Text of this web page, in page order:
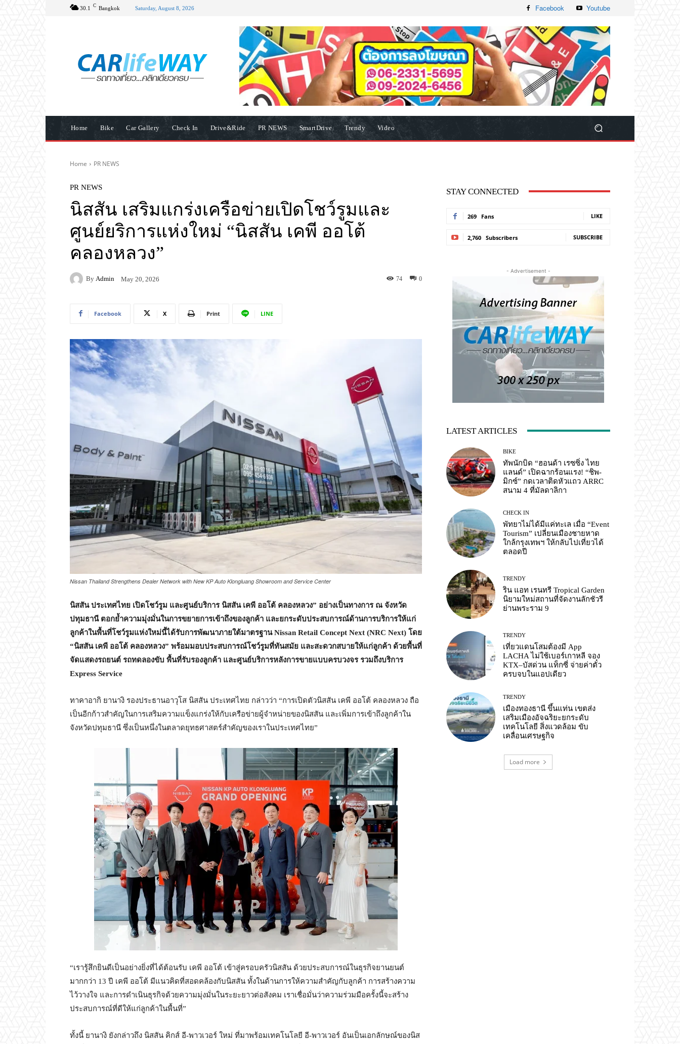
30.1 C Bangkok Saturday, August 8, 2026 Facebook Youtube
Home Bike Car Gallery Check In Drive&Ride PR NEWS SmartDrive Trendy Video
Home PR NEWS
PR NEWS
นิสสัน เสริมแกร่งเครือข่ายเปิดโชว์รูมและ
ศูนย์ยริการแห่งใหม่ “นิสสัน เคพี ออโต้
คลองหลวง”
By Admin May 20, 2026 0
74
Facebook X Print LINE
Nissan Thailand Strengthens Dealer Network with New KP Auto Klongluang Showroom and Service Center
นิสสัน ประเทศไทย เปิดโชว์รูม และศูนย์บริการ นิสสัน เคพี ออโต้ คลองหลวง” อย่างเป็นทางการ ณ จังหวัด
ปทุมธานี ตอกย้ำความมุ่งมั่นในการขยายการเข้าถึงของลูกค้า และยกระดับประสบการณ์ด้านการบริการให้แก่
ลูกค้าในพื้นที่โชว์รูมแห่งใหม่นี้ได้รับการพัฒนาภายใต้มาตรฐาน Nissan Retail Concept Next (NRC Next) โดย
“นิสสัน เคพี ออโต้ คลองหลวง” พร้อมมอบประสบการณ์โชว์รูมที่ทันสมัย และสะดวกสบายให้แก่ลูกค้า ด้วยพื้นที่
จัดแสดงรถยนต์ รถทดลองขับ พื้นที่รับรองลูกค้า และศูนย์บริการหลังการขายแบบครบวงจร รวมถึงบริการ
Express Service
ทาคาอากิ ยานางิ รองประธานอาวุโส นิสสัน ประเทศไทย กล่าวว่า “การเปิดตัวนิสสัน เคพี ออโต้ คลองหลวง ถือ
เป็นอีกก้าวสำคัญในการเสริมความแข็งแกร่งให้กับเครือข่ายผู้จำหน่ายของนิสสัน และเพิ่มการเข้าถึงลูกค้าใน
จังหวัดปทุมธานี ซึ่งเป็นหนึ่งในตลาดยุทธศาสตร์สำคัญของเราในประเทศไทย”
“เรารู้สึกยินดีเป็นอย่างยิ่งที่ได้ต้อนรับ เคพี ออโต้ เข้าสู่ครอบครัวนิสสัน ด้วยประสบการณ์ในธุรกิจยานยนต์
มากกว่า 13 ปี เคพี ออโต้ มีแนวคิดที่สอดคล้องกับนิสสัน ทั้งในด้านการให้ความสำคัญกับลูกค้า การสร้างความ
ไว้วางใจ และการดำเนินธุรกิจด้วยความมุ่งมั่นในระยะยาวต่อสังคม เราเชื่อมั่นว่าความร่วมมือครั้งนี้จะสร้าง
ประสบการณ์ที่ดีให้แก่ลูกค้าในพื้นที่”
ทั้งนี้ ยานางิ ยังกล่าวถึง นิสสัน คิกส์ อี-พาวเวอร์ ใหม่ ที่มาพร้อมเทคโนโลยี อี-พาวเวอร์ อันเป็นเอกลักษณ์ของนิส
STAY CONNECTED
269 Fans LIKE
2,760 Subscribers SUBSCRIBE
- Advertisement -
LATEST ARTICLES
BIKE
ทัพนักบิด “ฮอนด้า เรซซิ่ง ไทย
แลนด์” เปิดฉากร้อนแรง! “ชิพ-
มิกซ์” กดเวลาติดหัวแถว ARRC
สนาม 4 ที่มัลดาลิกา
CHECK IN
พัทยาไม่ได้มีแค่ทะเล เมื่อ “Event
Tourism” เปลี่ยนเมืองชายหาด
ใกล้กรุงเทพฯ ให้กลับไปเที่ยวได้
ตลอดปี
TRENDY
ริน แอท เรนทรี Tropical Garden
นิยามใหม่สถานที่จัดงานลักชัวรี
ย่านพระราม 9
TRENDY
เที่ยวแดนโสมต้องมี App
LACHA ไม่ใช้เบอร์เกาหลี จอง
KTX–บัสด่วน แท็กซี่ จ่ายค่าตั๋ว
ครบจบในแอปเดียว
TRENDY
เมืองทองธานี ขึ้นแท่น เขตส่ง
เสริมเมืองอัจฉริยะยกระดับ
เทคโนโลยี สิ่งแวดล้อม ขับ
เคลื่อนเศรษฐกิจ
Load more